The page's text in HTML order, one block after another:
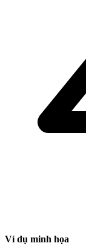
Ví dụ minh họa